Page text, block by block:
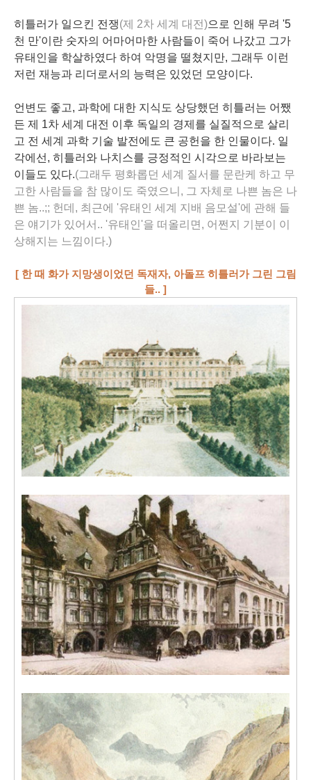
히틀러가 일으킨 전쟁(제 2차 세계 대전)으로 인해 무려 '5
천 만'이란 숫자의 어마어마한 사람들이 죽어 나갔고 그가
유태인을 학살하였다 하여 악명을 떨쳤지만, 그래두 이런
저런 재능과 리더로서의 능력은 있었던 모양이다.
언변도 좋고, 과학에 대한 지식도 상당했던 히틀러는 어쨌
든 제 1차 세계 대전 이후 독일의 경제를 실질적으로 살리
고 전 세계 과학 기술 발전에도 큰 공헌을 한 인물이다. 일
각에선, 히틀러와 나치스를 긍정적인 시각으로 바라보는
이들도 있다.(그래두 평화롭던 세계 질서를 문란케 하고 무
고한 사람들을 참 많이도 죽였으니, 그 자체로 나쁜 놈은 나
쁜 놈..;; 헌데, 최근에 '유태인 세계 지배 음모설'에 관해 들
은 얘기가 있어서.. '유태인'을 떠올리면, 어쩐지 기분이 이
상해지는 느낌이다.)
[ 한 때 화가 지망생이었던 독재자, 아돌프 히틀러가 그린 그림
들.. ]